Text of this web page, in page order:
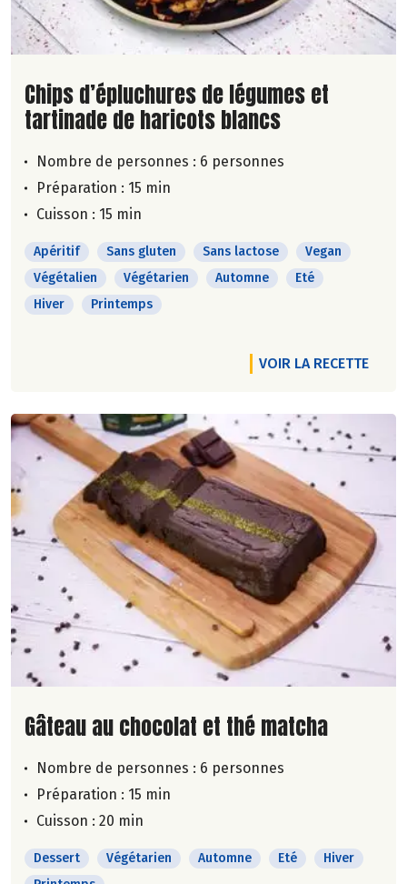
Lire la suite de la recette
Chips d’épluchures de légumes et
tartinade de haricots blancs
Nombre de personnes : 6 personnes
Préparation : 15 min
Cuisson : 15 min
Apéritif Sans gluten Sans lactose
Vegan
Végétalien
Végétarien Automne
Eté
Hiver
Printemps
VOIR LA RECETTE
Lire la suite de la recette
Gâteau au chocolat et thé matcha
Nombre de personnes : 6 personnes
Préparation : 15 min
Cuisson : 20 min
Dessert Végétarien Automne Eté
Hiver